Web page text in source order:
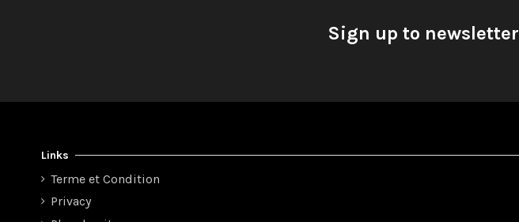
Sign up to newsletter
Links
Terme et Condition
Privacy